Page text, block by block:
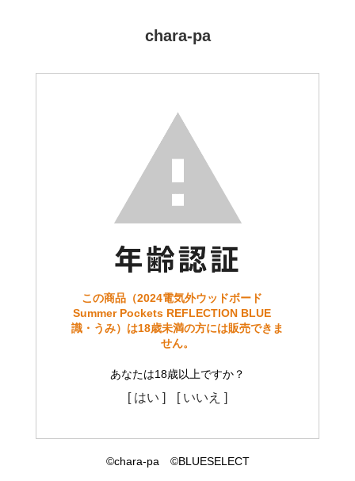
chara-pa
この商品（2024電気外ウッドボード
Summer Pockets REFLECTION BLUE
識・うみ）は18歳未満の方には販売できま
せん。
あなたは18歳以上ですか？
[ はい ] [ いいえ ]
©chara-pa ©BLUESELECT